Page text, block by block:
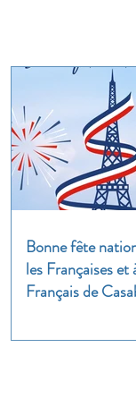
Bonne fête
les Françaises et
Français de